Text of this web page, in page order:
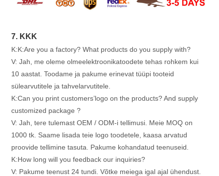
7. KKK
K:K:Are you a factory? What products do you supply with?
V: Jah, me oleme olmeelektroonikatoodete tehas rohkem kui
10 aastat. Toodame ja pakume erinevat tüüpi tooteid
sülearvutitele ja tahvelarvutitele.
K:Can you print customers’logo on the products? And supply
customized package ?
V: Jah, tere tulemast OEM / ODM-i tellimusi. Meie MOQ on
1000 tk. Saame lisada teie logo toodetele, kaasa arvatud
proovide tellimine tasuta. Pakume kohandatud teenuseid.
K:How long will you feedback our inquiries?
V: Pakume teenust 24 tundi. Võtke meiega igal ajal ühendust.